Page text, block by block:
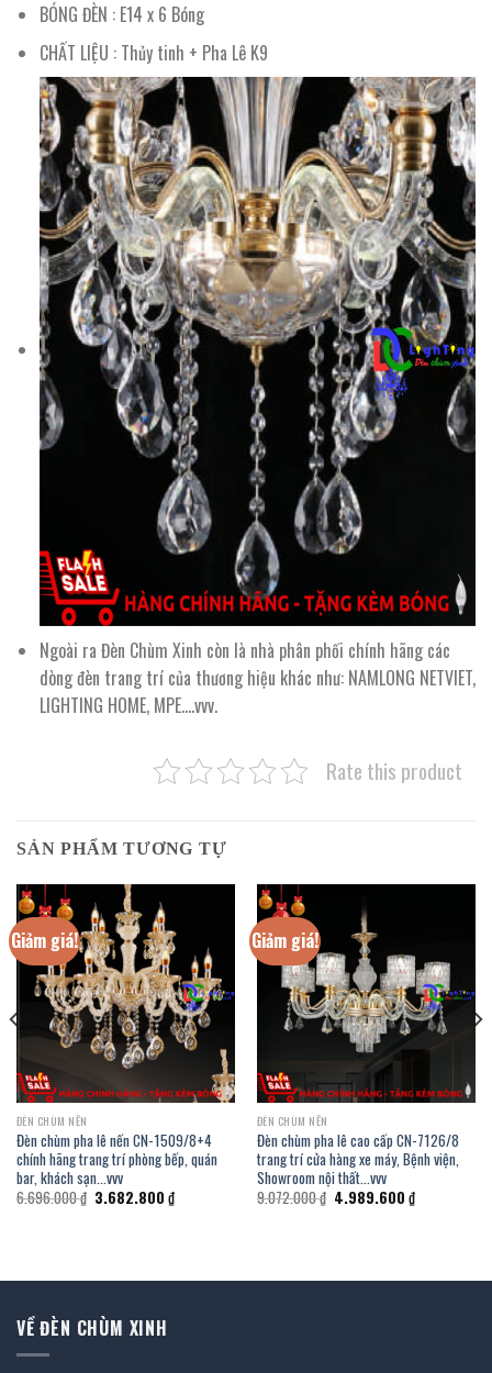
BÓNG ĐÈN : E14 x 6 Bóng
CHẤT LIỆU : Thủy tinh + Pha Lê K9
Ngoài ra Đèn Chùm Xinh còn là nhà phân phối chính hãng các
dòng đèn trang trí của thương hiệu khác như: NAMLONG NETVIET,
LIGHTING HOME, MPE….vvv.
Rate this product
SẢN PHẨM TƯƠNG TỰ
Giảm giá!
ĐÈN CHÙM NẾN
Đèn chùm pha lê nến CN-1509/8+4
chính hãng trang trí phòng bếp, quán
bar, khách sạn…vvv
6.696.000₫ Giá
gốc
3.682.800 ₫Giá
hiện
Giảm giá!
ĐÈN CHÙM NẾN
Đèn chùm pha lê cao cấp CN-7126/8
trang trí cửa hàng xe máy, Bệnh viện,
Showroom nội thất…vvv
9.072.000₫ Giá
gốc
4.989.600 ₫Giá
hiện
VỀ ĐÈN CHÙM XINH